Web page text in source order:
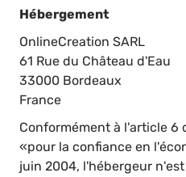
Hébergement
OnlineCreation SARL
61 Rue du Château d'Eau
33000 Bordeaux
France
Conformément à l'article 6
«pour la confiance en
juin 2004, l'hébergeur